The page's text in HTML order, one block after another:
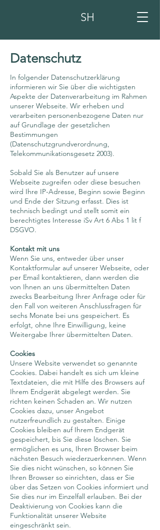
SH
Datenschutz
In folgender Datenschutzerklärung
informieren wir Sie über die wichtigsten
Aspekte der Datenverarbeitung im Rahmen
unserer Webseite. Wir erheben und
verarbeiten personenbezogene Daten nur
auf Grundlage der gesetzlichen
Bestimmungen
(Datenschutzgrundverordnung,
Telekommunikationsgesetz 2003).
Sobald Sie als Benutzer auf unsere
Webseite zugreifen oder diese besuchen
wird Ihre IP-Adresse, Beginn sowie Beginn
und Ende der Sitzung erfasst. Dies ist
technisch bedingt und stellt somit ein
berechtigtes Interesse iSv Art 6 Abs 1 lit f
DSGVO.
Kontakt mit uns
Wenn Sie uns, entweder über unser
Kontaktformular auf unserer Webseite, oder
per Email kontaktieren, dann werden die
von Ihnen an uns übermittelten Daten
zwecks Bearbeitung Ihrer Anfrage oder für
den Fall von weiteren Anschlussfragen für
sechs Monate bei uns gespeichert. Es
erfolgt, ohne Ihre Einwilligung, keine
Weitergabe Ihrer übermittelten Daten.
Cookies
Unsere Website verwendet so genannte
Cookies. Dabei handelt es sich um kleine
Textdateien, die mit Hilfe des Browsers auf
Ihrem Endgerät abgelegt werden. Sie
richten keinen Schaden an. Wir nutzen
Cookies dazu, unser Angebot
nutzerfreundlich zu gestalten. Einige
Cookies bleiben auf Ihrem Endgerät
gespeichert, bis Sie diese löschen. Sie
ermöglichen es uns, Ihren Browser beim
nächsten Besuch wiederzuerkennen. Wenn
Sie dies nicht wünschen, so können Sie
Ihren Browser so einrichten, dass er Sie
über das Setzen von Cookies informiert und
Sie dies nur im Einzelfall erlauben. Bei der
Deaktivierung von Cookies kann die
Funktionalität unserer Website
eingeschränkt sein.